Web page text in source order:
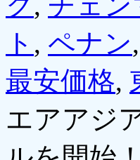
ト , ペナン,
最安価格,
エアアジ